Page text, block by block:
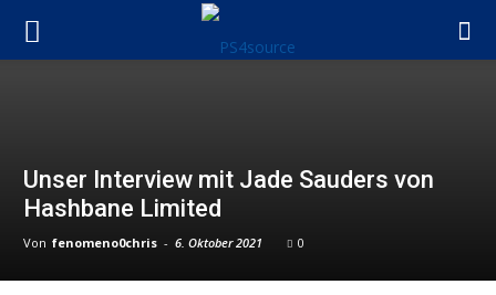
Unser Interview mit Jade Sauders von
Hashbane Limited
Von fenomeno0chris - 6. Oktober 2021 0